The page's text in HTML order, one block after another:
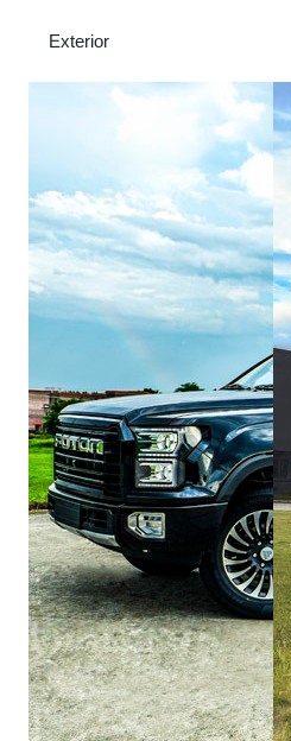
Exterior